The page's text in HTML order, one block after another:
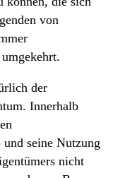
von
der
Innerhalb
seine Nutzung
nicht